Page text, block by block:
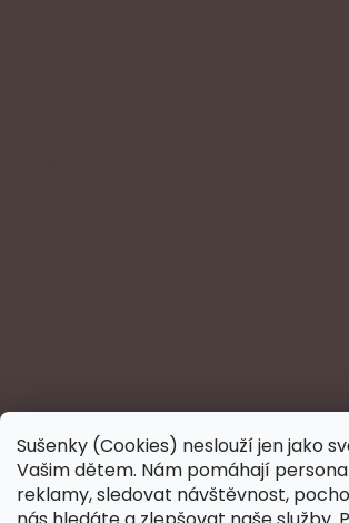
Sušenky (Cookies) neslouží jen jako
Vašim dětem. Nám pomáhají
reklamy, sledovat návštěvnost,